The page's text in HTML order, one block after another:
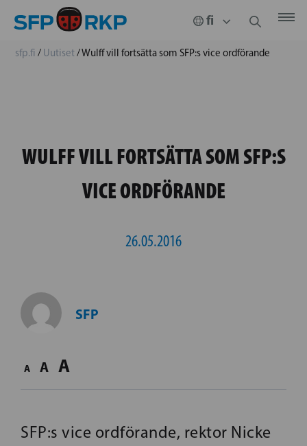
sfp.fi / Uutiset/Wulff vill fortsätta som SFP:s vice ordförande
WULFF VILL FORTSÄTTA SOM SFP:S
VICE ORDFÖRANDE
26.05.2016
SFP
A A A
SFP:s vice ordförande, rektor Nicke